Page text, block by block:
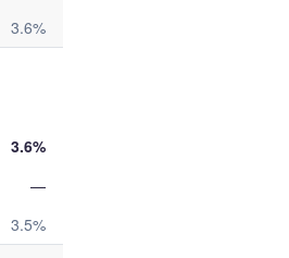
3.6%
3.6%
—
3.5%